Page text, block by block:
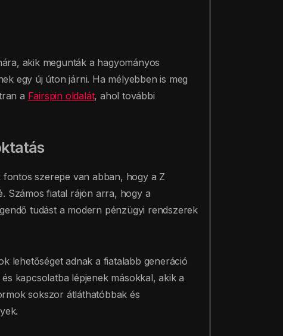
akik megunták a hagyományos
egy új úton járni. Ha mélyebben is meg
a Fairspin oldalát, ahol további
szerepe van abban, hogy a Z
Számos fiatal rájön arra, hogy a
tudást a modern pénzügyi rendszerek
lehetőséget adnak a fiatalabb generáció
kapcsolatba lépjenek másokkal, akik a
sokszor átláthatóbbak és